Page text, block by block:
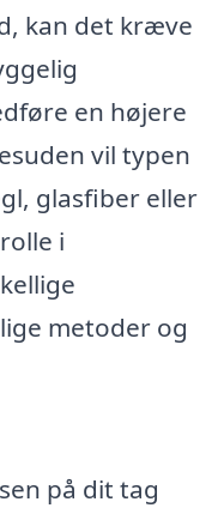
kan det kræve
en højere
vil typen
glasfiber eller
i
metoder og
på dit tag